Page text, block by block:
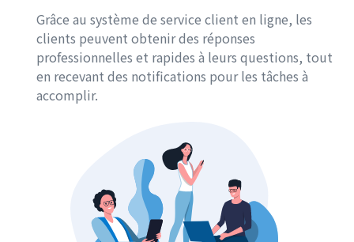
Grâce au système de service client en ligne, les
clients peuvent obtenir des réponses
professionnelles et rapides à leurs questions, tout
en recevant des notifications pour les tâches à
accomplir.